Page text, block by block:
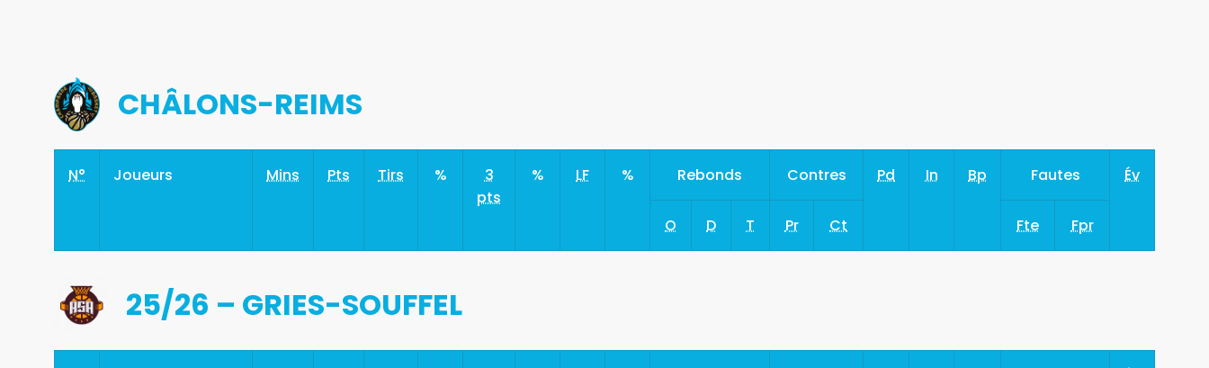
CHÂLONS-REIMS
N° Joueurs Mins Pts Tirs %
3
pts
% LF % Rebonds Contres Pd In Bp Fautes Év
O D T Pr Ct Fte Fpr
25/26 – GRIES-SOUFFEL